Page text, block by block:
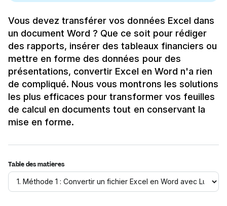
Vous devez transférer vos données Excel dans
un document Word ? Que ce soit pour rédiger
des rapports, insérer des tableaux financiers ou
mettre en forme des données pour des
présentations, convertir Excel en Word n'a rien
de compliqué. Nous vous montrons les solutions
les plus efficaces pour transformer vos feuilles
de calcul en documents tout en conservant la
mise en forme.
Table des matières